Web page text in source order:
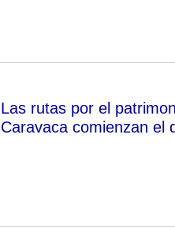
Las rutas por el
Caravaca comienzan el